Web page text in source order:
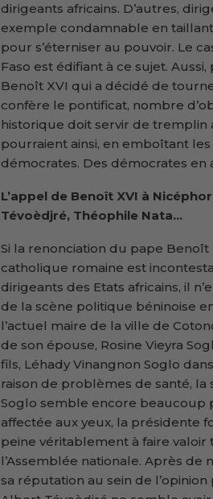
dirigeants africains. D’autres,
exemple condamnable en
pour s’éterniser au pouvoir. Le
Faso est édifiant à ce sujet.
Benoît XVI qui a décidé de
confère le pontificat, nombre
historique doit servir de tremplin
pourraient ainsi, en emboîtant
démocrates. Des démocrates en
L’appel de Benoît XVI à
Tévoèdjré, Théophile Nata…
Si la renonciation du pape Benoît
catholique romaine est
dirigeants des Etats africains, il
de la scène politique béninoise
l’actuel maire de la ville de
de son épouse, Rosine Vieyra
fils, Léhady Vinangnon Soglo
raison de problèmes de santé, la
Soglo semble encore beaucoup
affectée aux yeux, la présidente
peine véritablement à faire
l’Assemblée nationale. Après
sa réputation au sein de